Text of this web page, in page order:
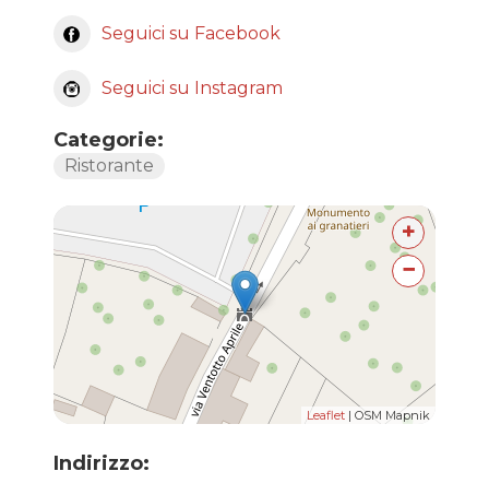
Seguici su Facebook
Seguici su Instagram
Categorie:
Ristorante
+
−
Leaflet | OSM Mapnik
Indirizzo: